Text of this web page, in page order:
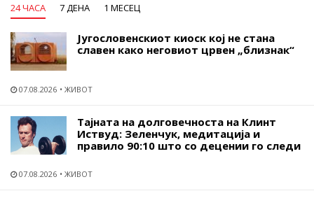
24 ЧАСА 7 ДЕНА 1 МЕСЕЦ
Југословенскиот киоск кој не стана
славен како неговиот црвен „близнак“
07.08.2026 ЖИВОТ
Тајната на долговечноста на Клинт
Иствуд: Зеленчук, медитација и
правило 90:10 што со децении го следи
07.08.2026 ЖИВОТ